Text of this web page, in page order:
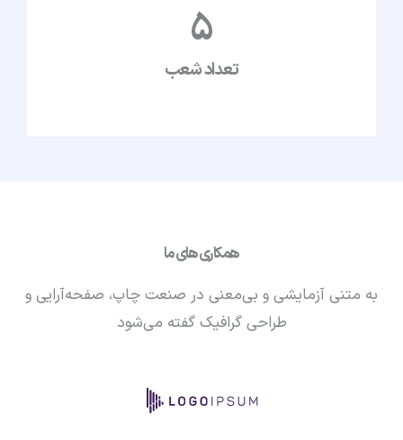
تعداد شعب
5
همکاری های ما
به متنی آزمایشی و بی‌معنی در صنعت چاپ، صفحه‌آرایی و
طراحی گرافیک گفته می‌شود